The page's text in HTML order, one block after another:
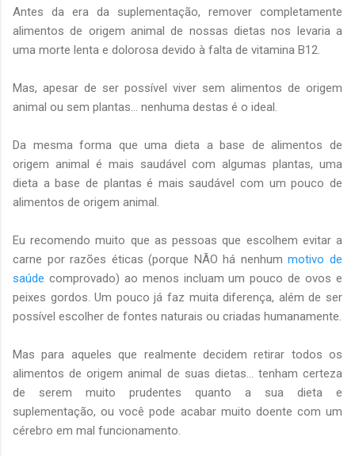
Antes da era da suplementação, remover completamente
alimentos de origem animal de nossas dietas nos levaria a
uma morte lenta e dolorosa devido à falta de vitamina B12.
Mas, apesar de ser possível viver sem alimentos de origem
animal ou sem plantas… nenhuma destas é o ideal.
Da mesma forma que uma dieta a base de alimentos de
origem animal é mais saudável com algumas plantas, uma
dieta a base de plantas é mais saudável com um pouco de
alimentos de origem animal.
Eu recomendo muito que as pessoas que escolhem evitar a
carne por razões éticas (porque NÃO há nenhummotivo de
saúde comprovado) ao menos incluam um pouco de ovos e
peixes gordos. Um pouco já faz muita diferença, além de ser
possível escolher de fontes naturais ou criadas humanamente.
Mas para aqueles que realmente decidem retirar todos os
alimentos de origem animal de suas dietas... tenham certeza
de serem muito prudentes quanto a sua dieta e
suplementação, ou você pode acabar muito doente com um
cérebro em mal funcionamento.